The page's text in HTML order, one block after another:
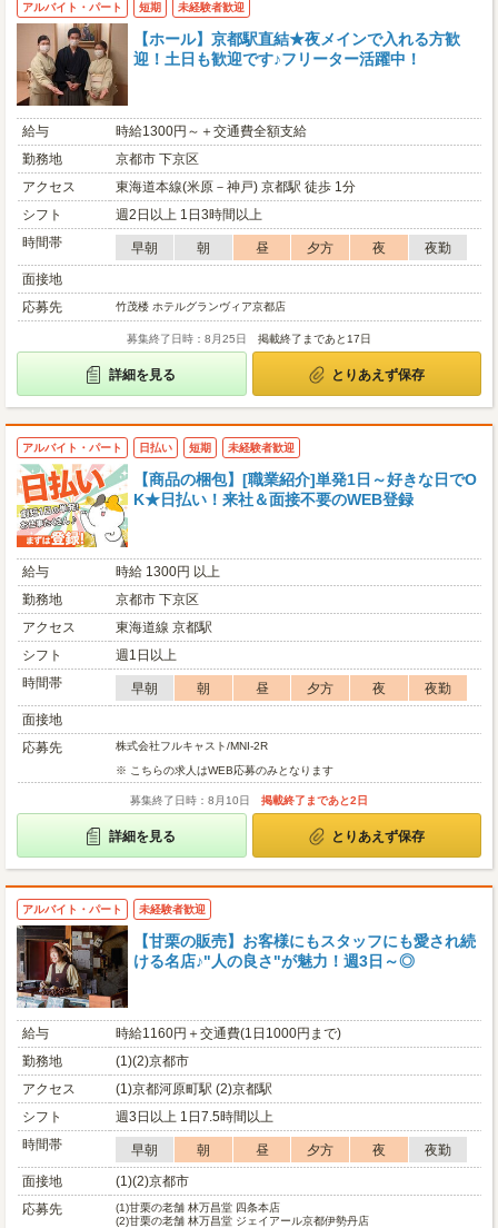
アルバイト・パート 短期 未経験者歓迎
【ホール】京都駅直結★夜メインで入れる方歓
迎！土日も歓迎です♪フリーター活躍中！
給与
時給1300円～＋交通費全額支給
勤務地
京都市 下京区
アクセス
東海道本線(米原－神戸) 京都駅 徒歩 1分
シフト
週2日以上 1日3時間以上
時間帯
早朝 朝 昼 夕方 夜
夜勤
面接地
応募先
竹茂楼 ホテルグランヴィア京都店
募集終了日時：8月25日 掲載終了まであと17日
詳細を見る とりあえず保存
アルバイト・パート 日払い 短期 未経験者歓迎
【商品の梱包】[職業紹介]単発1日～好きな日でO
K★日払い！来社＆面接不要のWEB登録
給与
時給 1300円 以上
勤務地
京都市 下京区
アクセス
東海道線 京都駅
シフト
週1日以上
時間帯
早朝 朝 昼 夕方 夜
夜勤
面接地
応募先
株式会社フルキャスト/MNI-2R
※ こちらの求人はWEB応募のみとなります
募集終了日時：8月10日 掲載終了まであと2日
詳細を見る とりあえず保存
アルバイト・パート 未経験者歓迎
【甘栗の販売】お客様にもスタッフにも愛され続
ける名店♪"人の良さ"が魅力！週3日～◎
給与
時給1160円＋交通費(1日1000円まで)
勤務地
(1)(2)京都市
アクセス
(1)京都河原町駅 (2)京都駅
シフト
週3日以上 1日7.5時間以上
時間帯
早朝 朝 昼 夕方 夜
夜勤
面接地
(1)(2)京都市
応募先
(1)甘栗の老舗 林万昌堂 四条本店
(2)甘栗の老舗 林万昌堂 ジェイアール京都伊勢丹店